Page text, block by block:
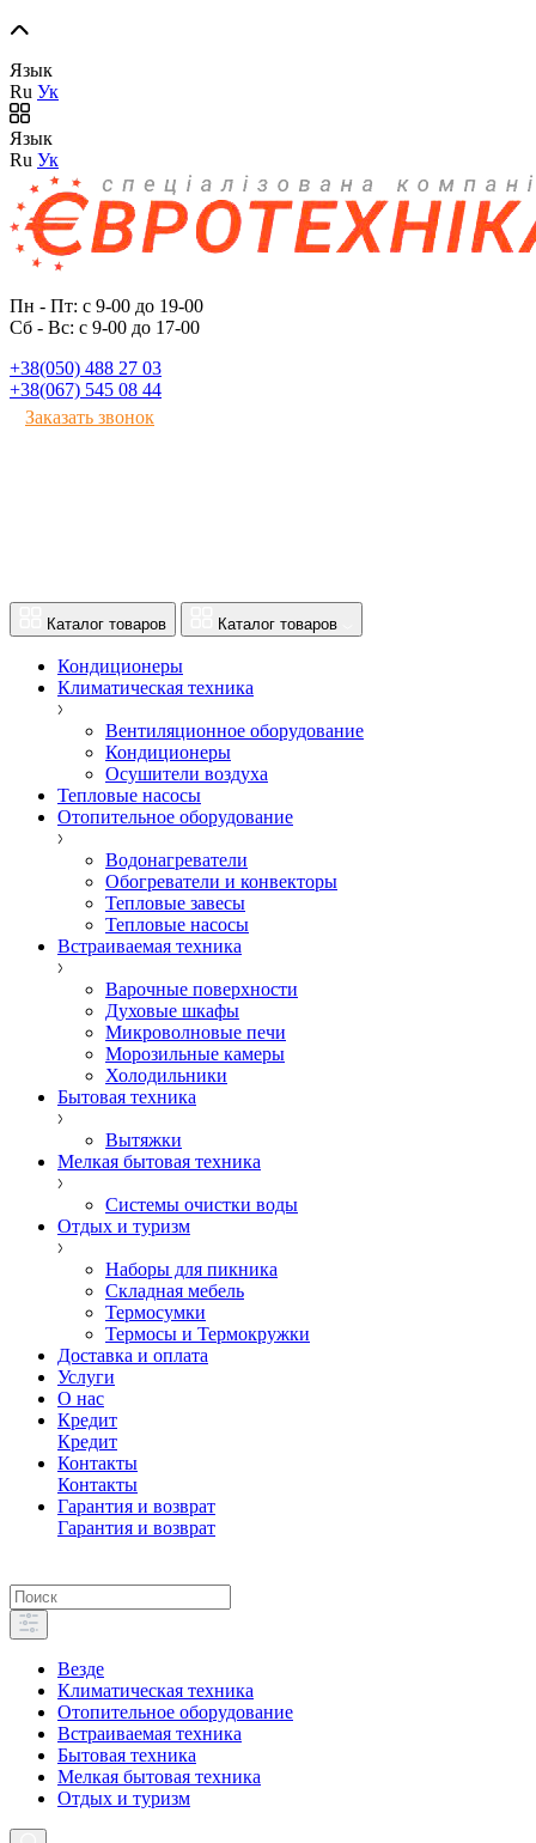
Язык
Ru Ук
Язык
Ru Ук
Пн - Пт: с 9-00 до 19-00
Сб - Вс: с 9-00 до 17-00
+38(050) 488 27 03
+38(067) 545 08 44
Заказать звонок
Каталог товаров Каталог товаров
Кондиционеры
Климатическая техника
Вентиляционное оборудование
Кондиционеры
Осушители воздуха
Тепловые насосы
Отопительное оборудование
Водонагреватели
Обогреватели и конвекторы
Тепловые завесы
Тепловые насосы
Встраиваемая техника
Варочные поверхности
Духовые шкафы
Микроволновые печи
Морозильные камеры
Холодильники
Бытовая техника
Вытяжки
Мелкая бытовая техника
Системы очистки воды
Отдых и туризм
Наборы для пикника
Складная мебель
Термосумки
Термосы и Термокружки
Доставка и оплата
Услуги
О нас
Кредит
Кредит
Контакты
Контакты
Гарантия и возврат
Гарантия и возврат
Везде
Климатическая техника
Отопительное оборудование
Встраиваемая техника
Бытовая техника
Мелкая бытовая техника
Отдых и туризм